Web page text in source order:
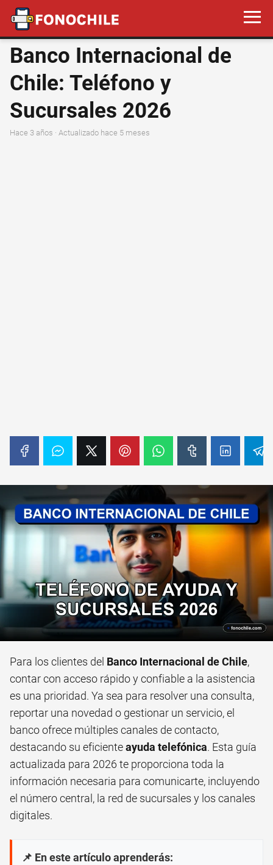
Banco Internacional de
Chile: Teléfono y
Sucursales 2026
hace 3 años · Actualizado hace 5 meses
Para los clientes del Banco Internacional de Chile,
contar con acceso rápido y confiable a la asistencia
es una prioridad. Ya sea para resolver una consulta,
reportar una novedad o gestionar un servicio, el
banco ofrece múltiples canales de contacto,
destacando su eficienteayuda telefónica. Esta guía
actualizada para 2026 te proporciona toda la
información necesaria para comunicarte, incluyendo
el número central, la red de sucursales y los canales
digitales.
📌 En este artículo aprenderás: